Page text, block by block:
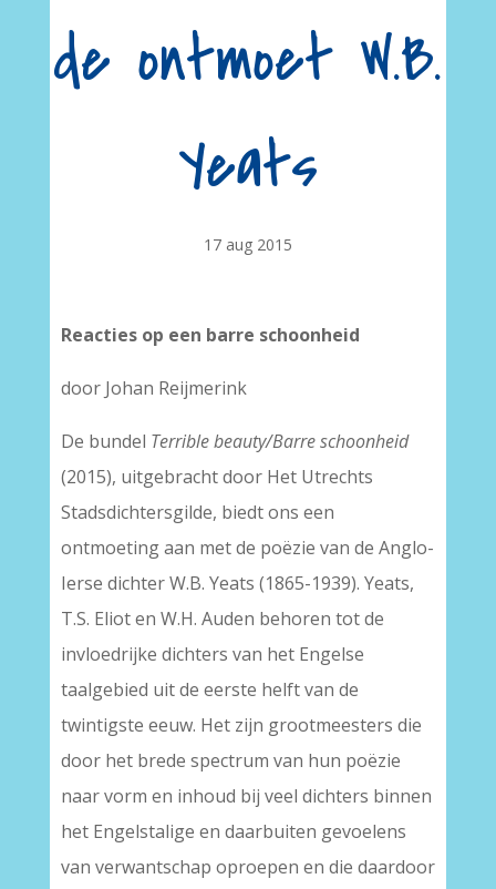
de ontmoet W.B.
Yeats
17 aug 2015
Reacties op een barre schoonheid
door Johan Reijmerink
De bundel Terrible beauty/Barre schoonheid
(2015), uitgebracht door Het Utrechts
Stadsdichtersgilde, biedt ons een
ontmoeting aan met de poëzie van de Anglo-
Ierse dichter W.B. Yeats (1865-1939). Yeats,
T.S. Eliot en W.H. Auden behoren tot de
invloedrijke dichters van het Engelse
taalgebied uit de eerste helft van de
twintigste eeuw. Het zijn grootmeesters die
door het brede spectrum van hun poëzie
naar vorm en inhoud bij veel dichters binnen
het Engelstalige en daarbuiten gevoelens
van verwantschap oproepen en die daardoor